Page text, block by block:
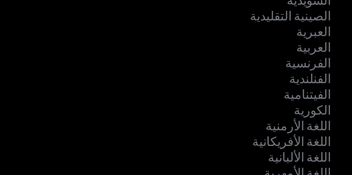
الصينية التقليدية
العبرية
العربية
الفرنسية
الفنلندية
الفيتنامية
الكورية
اللغة الأرمنية
اللغة الأفريكانية
اللغة الألبانية